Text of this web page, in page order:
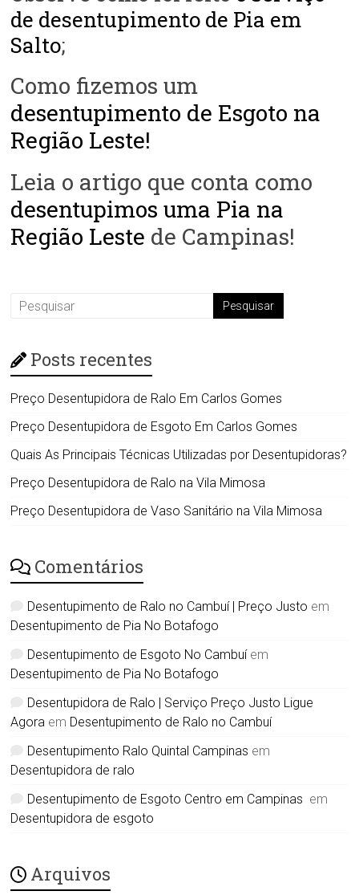
de desentupimento de Pia em
Salto;
Como fizemos um
desentupimento de Esgoto na
Região Leste!
Leia o artigo que conta como
desentupimos uma Pia na
Região Leste de Campinas!
Posts recentes
Preço Desentupidora de Ralo Em Carlos Gomes
Preço Desentupidora de Esgoto Em Carlos Gomes
Quais As Principais Técnicas Utilizadas por Desentupidoras?
Preço Desentupidora de Ralo na Vila Mimosa
Preço Desentupidora de Vaso Sanitário na Vila Mimosa
Comentários
Desentupimento de Ralo no Cambuí | Preço Justo em
Desentupimento de Pia No Botafogo
Desentupimento de Esgoto No Cambuíem
Desentupimento de Pia No Botafogo
Desentupidora de Ralo | Serviço Preço Justo Ligue
Agora em Desentupimento de Ralo no Cambuí
Desentupimento Ralo Quintal Campinas em
Desentupidora de ralo
Desentupimento de Esgoto Centro em Campinas em
Desentupidora de esgoto
Arquivos